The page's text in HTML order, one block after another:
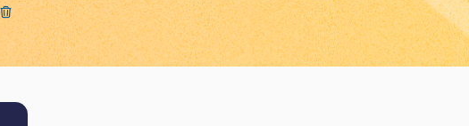
Filosofia
Literatura